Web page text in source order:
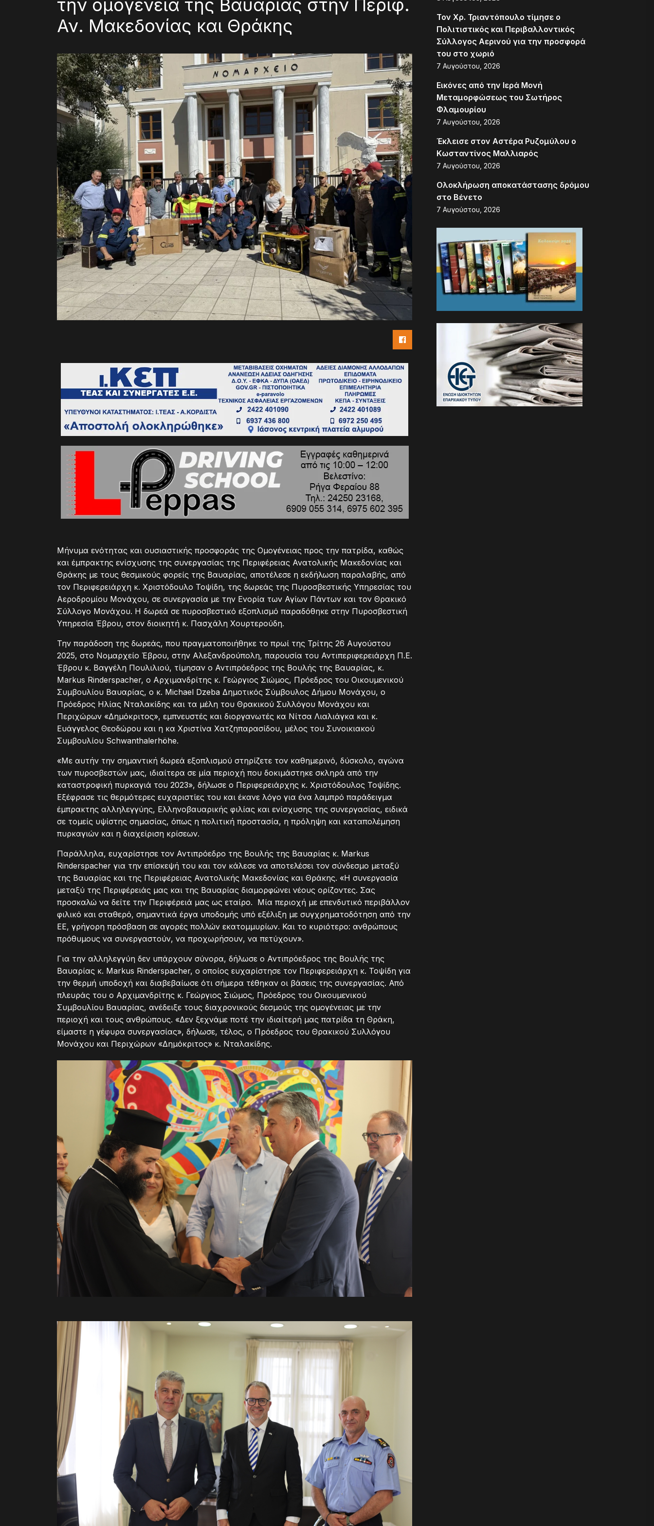
την ομογένεια της Βαυαρίας στην Περιφ.
Αν. Μακεδονίας και Θράκης
Μήνυμα ενότητας και ουσιαστικής προσφοράς της Ομογένειας προς την πατρίδα, καθώς
και έμπρακτης ενίσχυσης της συνεργασίας της Περιφέρειας Ανατολικής Μακεδονίας και
Θράκης με τους θεσμικούς φορείς της Βαυαρίας, αποτέλεσε η εκδήλωση παραλαβής, από
τον Περιφερειάρχη κ. Χριστόδουλο Τοψίδη, της δωρεάς της Πυροσβεστικής Υπηρεσίας του
Αεροδρομίου Μονάχου, σε συνεργασία με την Ενορία των Αγίων Πάντων και τον Θρακικό
Σύλλογο Μονάχου. Η δωρεά σε πυροσβεστικό εξοπλισμό παραδόθηκε στην Πυροσβεστική
Υπηρεσία Έβρου, στον διοικητή κ. Πασχάλη Χουρτερούδη.
Την παράδοση της δωρεάς, που πραγματοποιήθηκε το πρωί της Τρίτης 26 Αυγούστου
2025, στο Νομαρχείο Έβρου, στην Αλεξανδρούπολη, παρουσία του Αντιπεριφερειάρχη Π.Ε.
Έβρου κ. Βαγγέλη Πουλιλιού, τίμησαν ο Αντιπρόεδρος της Βουλής της Βαυαρίας, κ.
Markus Rinderspacher, ο Αρχιμανδρίτης κ. Γεώργιος Σιώμος, Πρόεδρος του Οικουμενικού
Συμβουλίου Βαυαρίας, ο κ. Michael Dzeba Δημοτικός Σύμβουλος Δήμου Μονάχου, ο
Πρόεδρος Ηλίας Νταλακίδης και τα μέλη του Θρακικού Συλλόγου Μονάχου και
Περιχώρων «Δημόκριτος», εμπνευστές και διοργανωτές κα Νίτσα Λιαλιάγκα και κ.
Ευάγγελος Θεοδώρου και η κα Χριστίνα Χατζηπαρασίδου, μέλος του Συνοικιακού
Συμβουλίου Schwanthalerhöhe.
«Με αυτήν την σημαντική δωρεά εξοπλισμού στηρίζετε τον καθημερινό, δύσκολο, αγώνα
των πυροσβεστών μας, ιδιαίτερα σε μία περιοχή που δοκιμάστηκε σκληρά από την
καταστροφική πυρκαγιά του 2023», δήλωσε ο Περιφερειάρχης κ. Χριστόδουλος Τοψίδης.
Εξέφρασε τις θερμότερες ευχαριστίες του και έκανε λόγο για ένα λαμπρό παράδειγμα
έμπρακτης αλληλεγγύης, Ελληνοβαυαρικής φιλίας και ενίσχυσης της συνεργασίας, ειδικά
σε τομείς υψίστης σημασίας, όπως η πολιτική προστασία, η πρόληψη και καταπολέμηση
πυρκαγιών και η διαχείριση κρίσεων.
Παράλληλα, ευχαρίστησε τον Αντιπρόεδρο της Βουλής της Βαυαρίας κ. Markus
Rinderspacher για την επίσκεψή του και τον κάλεσε να αποτελέσει τον σύνδεσμο μεταξύ
της Βαυαρίας και της Περιφέρειας Ανατολικής Μακεδονίας και Θράκης. «Η συνεργασία
μεταξύ της Περιφέρειάς μας και της Βαυαρίας διαμορφώνει νέους ορίζοντες. Σας
προσκαλώ να δείτε την Περιφέρειά μας ως εταίρο. Μία περιοχή με επενδυτικό περιβάλλον
φιλικό και σταθερό, σημαντικά έργα υποδομής υπό εξέλιξη με συγχρηματοδότηση από την
ΕΕ, γρήγορη πρόσβαση σε αγορές πολλών εκατομμυρίων. Και το κυριότερο: ανθρώπους
πρόθυμους να συνεργαστούν, να προχωρήσουν, να πετύχουν».
Για την αλληλεγγύη δεν υπάρχουν σύνορα, δήλωσε ο Αντιπρόεδρος της Βουλής της
Βαυαρίας κ. Markus Rinderspacher, ο οποίος ευχαρίστησε τον Περιφερειάρχη κ. Τοψίδη για
την θερμή υποδοχή και διαβεβαίωσε ότι σήμερα τέθηκαν οι βάσεις της συνεργασίας. Από
πλευράς του ο Αρχιμανδρίτης κ. Γεώργιος Σιώμος, Πρόεδρος του Οικουμενικού
Συμβουλίου Βαυαρίας, ανέδειξε τους διαχρονικούς δεσμούς της ομογένειας με την
περιοχή και τους ανθρώπους. «Δεν ξεχνάμε ποτέ την ιδιαίτερή μας πατρίδα τη Θράκη,
είμαστε η γέφυρα συνεργασίας», δήλωσε, τέλος, ο Πρόεδρος του Θρακικού Συλλόγου
Μονάχου και Περιχώρων «Δημόκριτος» κ. Νταλακίδης.
Τον Χρ. Τριαντόπουλο τίμησε ο
Πολιτιστικός και Περιβαλλοντικός
Σύλλογος Αερινού για την προσφορά
του στο χωριό
7 Αυγούστου, 2026
Εικόνες από την Ιερά Μονή
Μεταμορφώσεως του Σωτήρος
Φλαμουρίου
7 Αυγούστου, 2026
Έκλεισε στον Αστέρα Ρυζομύλου ο
Κωσταντίνος Μαλλιαρός
7 Αυγούστου, 2026
Ολοκλήρωση αποκατάστασης δρόμου
στο Βένετο
7 Αυγούστου, 2026